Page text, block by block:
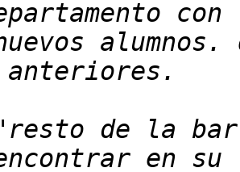
de la